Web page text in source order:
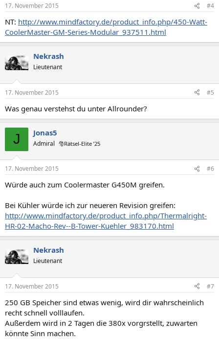
17. November 2015 #4
NT: http://www.mindfactory.de/product_info.php/450-Watt-
CoolerMaster-GM-Series-Modular_937511.html
Nekrash
Lieutenant
17. November 2015 #5
Was genau verstehst du unter Allrounder?
J Jonas5
Admiral 🎅Rätsel-Elite ’25
17. November 2015 #6
Würde auch zum Coolermaster G450M greifen.
Bei Kühler würde ich zur neueren Revision greifen:
http://www.mindfactory.de/product_info.php/Thermalright-
HR-02-Macho-Rev--B-Tower-Kuehler_983170.html
Nekrash
Lieutenant
17. November 2015 #7
250 GB Speicher sind etwas wenig, wird dir wahrscheinlich
recht schnell volllaufen.
Außerdem wird in 2 Tagen die 380x vorgrstellt, zuwarten
könnte Sinn machen.